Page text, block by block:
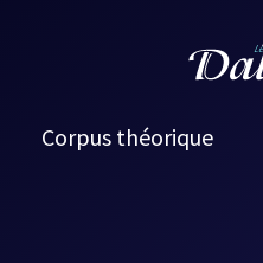
Corpus théorique